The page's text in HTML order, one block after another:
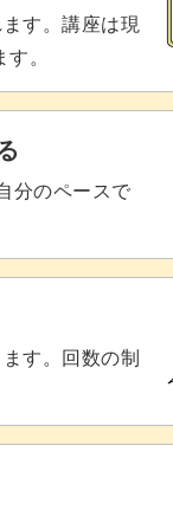
しずくちゃん
ような濃紺も素
す。講座は現
。
分のペースで
す。回数の制